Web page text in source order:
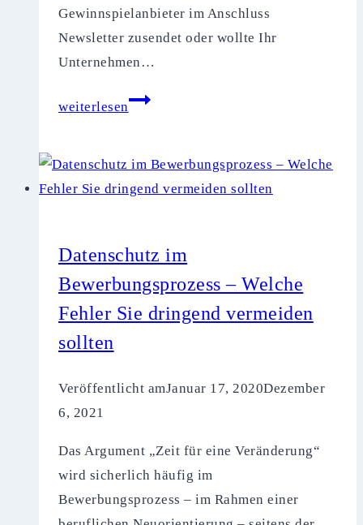
Gewinnspielanbieter im Anschluss
Newsletter zusendet oder wollte Ihr
Unternehmen…
weiterlesenDatenschutz
–
Welche
Gewinnspielanbieter
sollten
Datenschutz im
Bewerbungsprozess – Welche
Fehler Sie dringend vermeiden
sollten
Veröffentlicht amJanuar 17, 2020Dezember
6, 2021
Das Argument „Zeit für eine Veränderung“
wird sicherlich häufig im
Bewerbungsprozess – im Rahmen einer